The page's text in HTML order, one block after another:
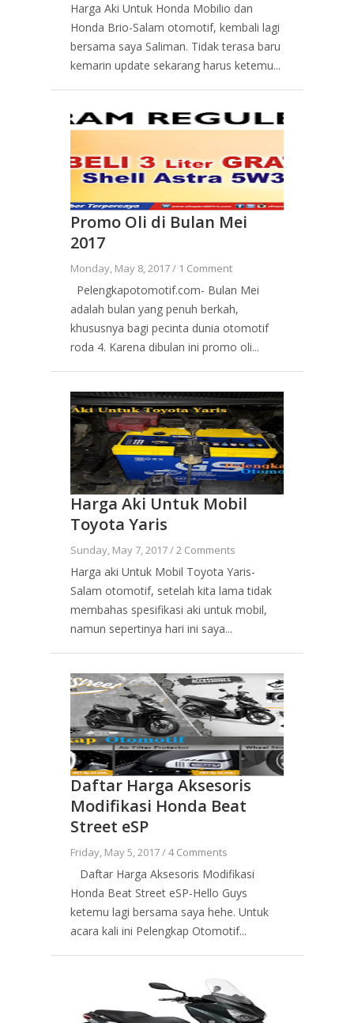
Harga Aki Untuk Honda Mobilio dan
Honda Brio-Salam otomotif, kembali lagi
bersama saya Saliman. Tidak terasa baru
kemarin update sekarang harus ketemu...
Promo Oli di Bulan Mei
2017
Monday, May 8, 2017 / 1 Comment
Pelengkapotomotif.com- Bulan Mei
adalah bulan yang penuh berkah,
khususnya bagi pecinta dunia otomotif
roda 4. Karena dibulan ini promo oli...
Harga Aki Untuk Mobil
Toyota Yaris
Sunday, May 7, 2017 /2 Comments
Harga aki Untuk Mobil Toyota Yaris-
Salam otomotif, setelah kita lama tidak
membahas spesifikasi aki untuk mobil,
namun sepertinya hari ini saya...
Daftar Harga Aksesoris
Modifikasi Honda Beat
Street eSP
Friday, May 5, 2017 /4 Comments
Daftar Harga Aksesoris Modifikasi
Honda Beat Street eSP-Hello Guys
ketemu lagi bersama saya hehe. Untuk
acara kali ini Pelengkap Otomotif...